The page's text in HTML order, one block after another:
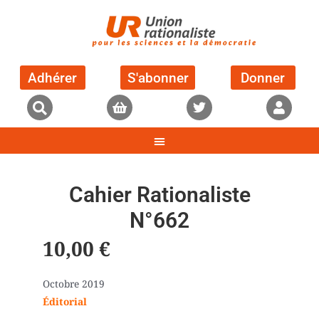
Adhérer S'abonner Donner
Cahier Rationaliste
N°662
10,00 €
Octobre 2019
Éditorial